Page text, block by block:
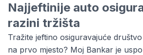
Najjeftinije auto
razini tržišta
Tražite jeftino osiguravajuće
na prvo mjesto? Moj Bankar je